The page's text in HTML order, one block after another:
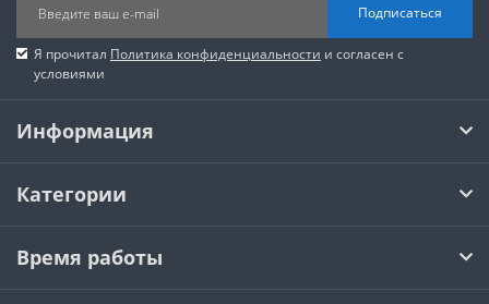
Подписаться
Я прочитал Политика конфиденциальности и согласен с
условиями
Информация
Категории
Время работы